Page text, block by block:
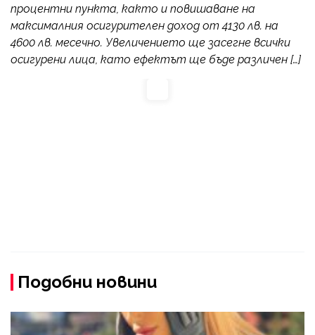
процентни пункта, както и повишаване на
максималния осигурителен доход от 4130 лв. на
4600 лв. месечно. Увеличението ще засегне всички
осигурени лица, като ефектът ще бъде различен […]
Подобни новини